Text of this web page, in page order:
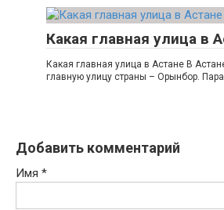
Какая главная улица в
Какая главная улица в Астане В
главную улицу страны – Орынбор.
Добавить комментарий
Имя *